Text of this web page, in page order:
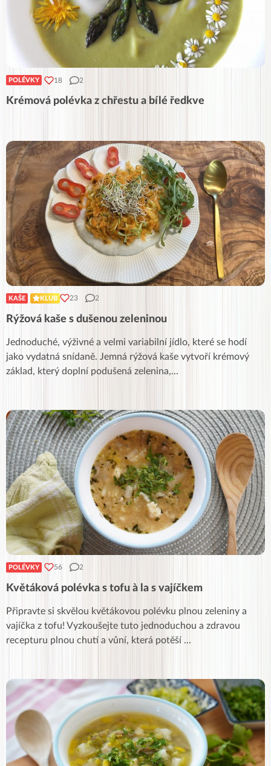
POLÉVKY 18 2
Krémová polévka z chřestu a bílé ředkve
KAŠE KLUB 23 2
Rýžová kaše s dušenou zeleninou
Jednoduché, výživné a velmi variabilní jídlo, které se hodí
jako vydatná snídaně. Jemná rýžová kaše vytvoří krémový
základ, který doplní podušená zelenina,...
POLÉVKY 56 2
Květáková polévka s tofu à la s vajíčkem
Připravte si skvělou květákovou polévku plnou zeleniny a
vajíčka z tofu! Vyzkoušejte tuto jednoduchou a zdravou
recepturu plnou chutí a vůní, která potěší ...